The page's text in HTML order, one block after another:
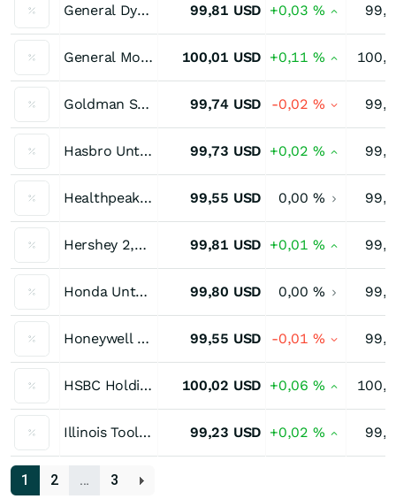
General Dynamics 2,125 % bis 08/26 99,81 USD +0,03 %
General Motors Unternehmensanleihe 4,00 % bis 10/26 100,01 USD +0,11 %
Goldman Sachs Unternehmensanleihe 3,50 % bis 11/26 99,74 USD -0,02 %
Hasbro Unternehmensanleihe 3,55 % bis 11/26 99,73 USD +0,02 %
Healthpeak 3,25 % bis 07/26 99,55 USD 0,00 %
Hershey 2,30 % bis 08/26 99,81 USD +0,01 %
Honda Unternehmensanleihe 2,30 % bis 09/26 99,80 USD 0,00 %
Honeywell Unternehmensanleihe 2,50 % bis 11/26 99,55 USD -0,01 %
HSBC Holdings Hybridanleihe 4,375 % bis 11/26 100,02 USD +0,06 %
Illinois Tool Works 2,65 % bis 11/26 99,23 USD +0,02 %
1 2 … 3